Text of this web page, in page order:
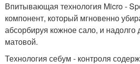
Впитывающая технология Micro -
компонент, который мгновенно
абсорбируя кожное сало, и надолго
матовой.
Технология себум - контроля